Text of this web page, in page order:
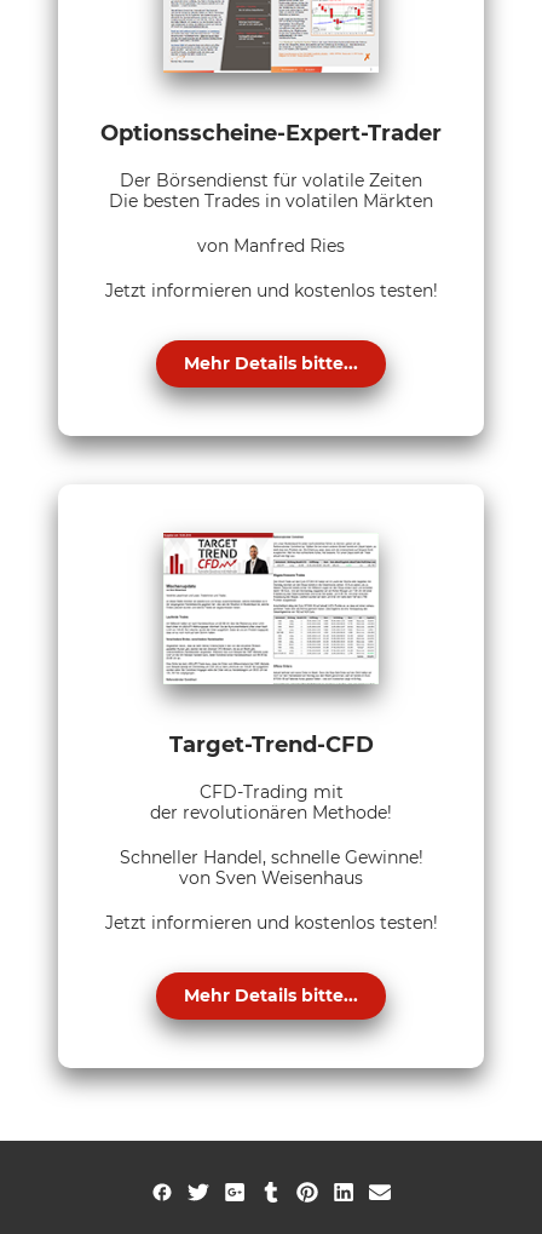
Optionsscheine-Expert-Trader
Der Börsendienst für volatile Zeiten
Die besten Trades in volatilen Märkten
von Manfred Ries
Jetzt informieren und kostenlos testen!
Mehr Details bitte...
Target-Trend-CFD
CFD-Trading mit
der revolutionären Methode!
Schneller Handel, schnelle Gewinne!
von Sven Weisenhaus
Jetzt informieren und kostenlos testen!
Mehr Details bitte...